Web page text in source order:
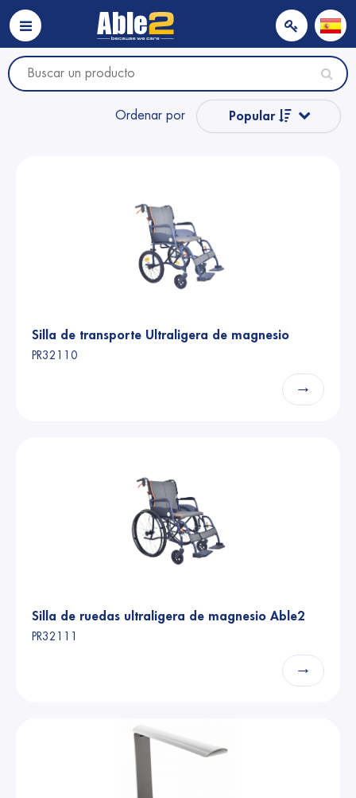
Ordenar por Popular
Precio
Silla de transporte Ultraligera de magnesio
PR32110
→
Silla de ruedas ultraligera de magnesio Able2
PR32111
→